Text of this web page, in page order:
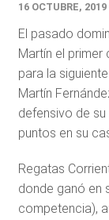
16 OCTUBRE, 2019
El pasado
Martín el
para la
Martín
defensivo de
puntos en su
Regatas
donde ganó en
competencia),